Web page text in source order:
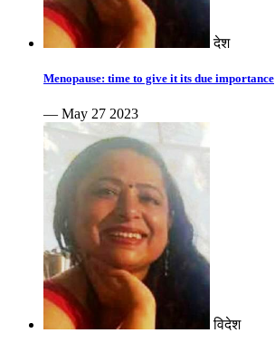
देश
Menopause: time to give it its due importance
— May 27 2023
विदेश